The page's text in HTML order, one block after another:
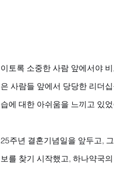
이토록 소중한 사람 앞에서야
은 사람들 앞에서 당당한 리더
습에 대한 아쉬움을 느끼고 있
25주년 결혼기념일을 앞두고,
보를 찾기 시작했고, 하나약국